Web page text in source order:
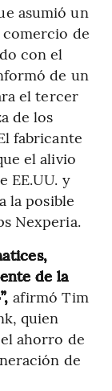
asumió un
de
con el
de un
el tercer
de los
fabricante
el alivio
EE.UU. y
la posible
Nexperia.
de la
afirmó Tim
quien
ahorro de
de